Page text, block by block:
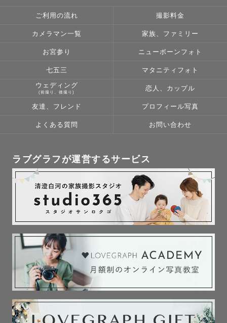
皆さまとの出会いを大切に、お会いできることを楽しみに
しております。
ご利用の流れ 撮影料金
カメラマン一覧 家族、ファミリー
お宮参り ニューボーンフォト
七五三 マタニティフォト
ウェディング
(前撮り、後撮り)
恋人、カップル
友達、フレンド プロフィール写真
よくある質問 お問い合わせ
ラブグラフが運営するサービス